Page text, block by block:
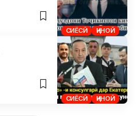
СИЁСӢ ҶИНОӢ
СИЁСӢ ҶИНОӢ